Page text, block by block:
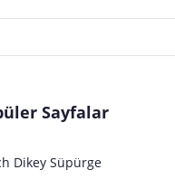
Sayfalar
Dikey Süpürge